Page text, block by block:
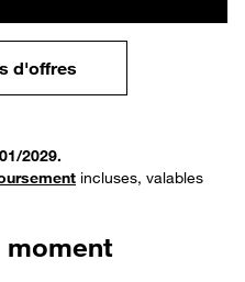
d'offres
2029.
incluses, valables
moment